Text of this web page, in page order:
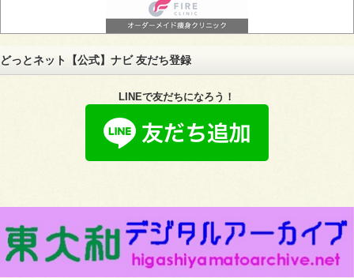
どっとネット【公式】ナビ 友だち登録
LINEで友だちになろう！